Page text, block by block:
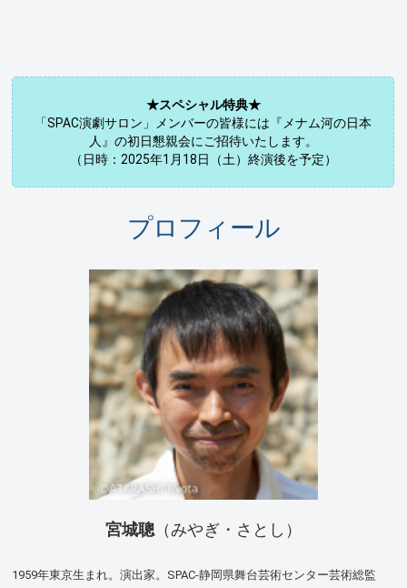
★スペシャル特典★
「SPAC演劇サロン」メンバーの皆様には『メナム河の日本
人』の初日懇親会にご招待いたします。
（日時：2025年1月18日（土）終演後を予定）
プロフィール
宮城聰（みやぎ・さとし）
1959年東京生まれ。演出家。SPAC-静岡県舞台芸術センター芸術総監